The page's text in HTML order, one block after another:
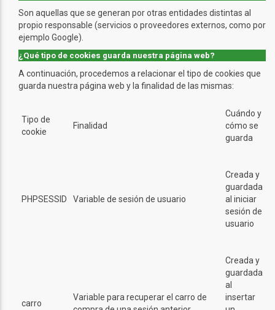
Son aquellas que se generan por otras entidades distintas al
propio responsable (servicios o proveedores externos, como por
ejemplo Google).
¿Qué tipo de cookies guarda nuestra página web?
A continuación, procedemos a relacionar el tipo de cookies que
guarda nuestra página web y la finalidad de las mismas:
Tipo de
cookie
Finalidad
Cuándo y
cómo se
guarda
PHPSESSID Variable de sesión de usuario
Creada y
guardada
al iniciar
sesión de
usuario
carro
Variable para recuperar el carro de
Creada y
guardada
al
insertar